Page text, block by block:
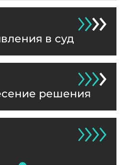
в суд
решения